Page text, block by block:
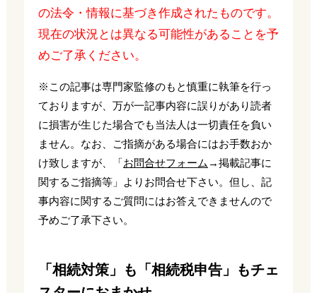
の法令・情報に基づき作成されたものです。
現在の状況とは異なる可能性があることを予
めご了承ください。
※この記事は専門家監修のもと慎重に執筆を行っ
ておりますが、万が一記事内容に誤りがあり読者
に損害が生じた場合でも当法人は一切責任を負い
ません。なお、ご指摘がある場合にはお手数おか
け致しますが、「お問合せフォーム →掲載記事に
関するご指摘等」よりお問合せ下さい。但し、記
事内容に関するご質問にはお答えできませんので
予めご了承下さい。
「相続対策」も「相続税申告」もチェ